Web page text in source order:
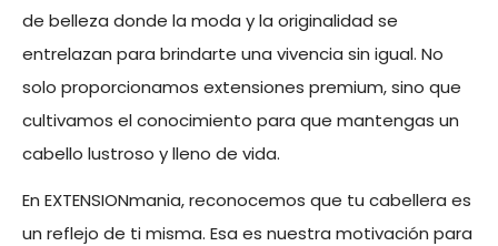
de belleza donde la moda y la originalidad se
entrelazan para brindarte una vivencia sin igual. No
solo proporcionamos extensiones premium, sino que
cultivamos el conocimiento para que mantengas un
cabello lustroso y lleno de vida.
En EXTENSIONmania, reconocemos que tu cabellera es
un reflejo de ti misma. Esa es nuestra motivación para